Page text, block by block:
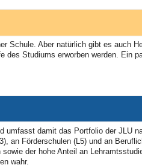
Schule. Aber natürlich gibt es auch
Studiums erworben werden. Ein
umfasst damit das Portfolio der JLU
an Förderschulen (L5) und an
der hohe Anteil an
wahr.